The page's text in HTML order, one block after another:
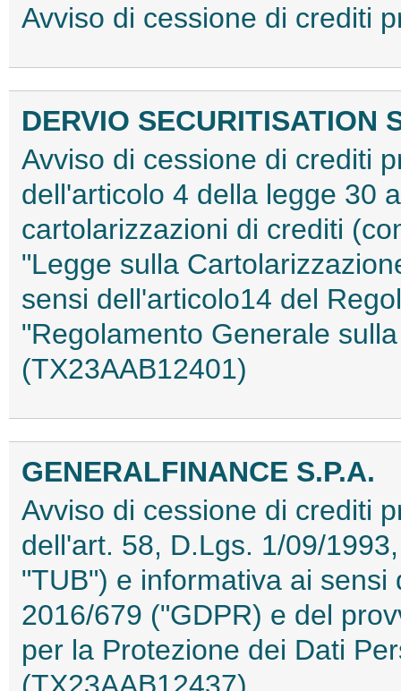
Avviso di cessione di crediti
DERVIO SECURITISATION
Avviso di cessione di crediti
dell'articolo 4 della legge 30
cartolarizzazioni di crediti
"Legge sulla
sensi dell'articolo14 del
"Regolamento Generale
(TX23AAB12401)
GENERALFINANCE S.P.A.
Avviso di cessione di crediti
dell'art. 58, D.Lgs. 1/09/
"TUB") e informativa ai
2016/679 ("GDPR) e del
per la Protezione dei Dati